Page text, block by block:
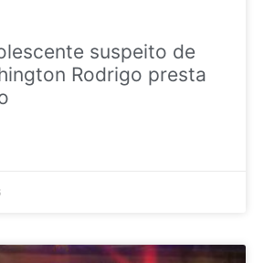
suspeito de
Rodrigo presta